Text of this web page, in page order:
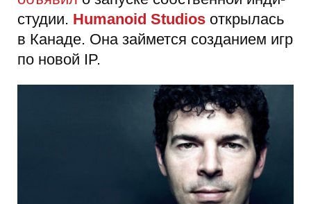
студии. Humanoid Studios открылась
в Канаде. Она займется созданием игр
по новой IP.